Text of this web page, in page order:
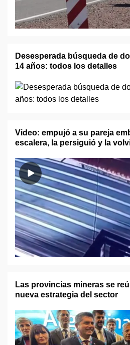
Desesperada búsqueda de
14 años: todos los detalles
Video: empujó a su pareja
escalera, la persiguió y la
Las provincias mineras se
nueva estrategia del sector